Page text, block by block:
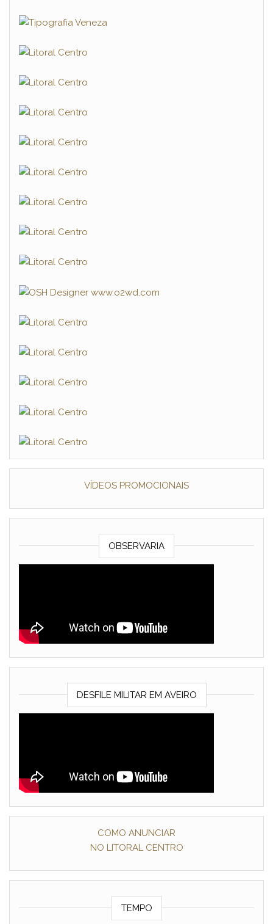
VÍDEOS PROMOCIONAIS
OBSERVARIA
DESFILE MILITAR EM AVEIRO
COMO ANUNCIAR
NO LITORAL CENTRO
TEMPO